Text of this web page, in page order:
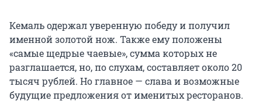
Кемаль одержал уверенную победу и получил
именной золотой нож. Также ему положены
«самые щедрые чаевые», сумма которых не
разглашается, но, по слухам, составляет около 20
тысяч рублей. Но главное — слава и возможные
будущие предложения от именитых ресторанов.